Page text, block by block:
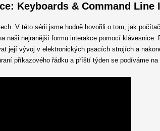
Keyboards & Command Line
V této sérii jsme hodně hovořili o tom, jak
naši nejranější formu interakce pomocí
její vývoj v elektronických psacích strojích a
příkazového řádku a příští týden se podíváme na